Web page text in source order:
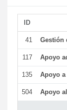
ID
41 Gestión
117 Apoyo
135 Apoyo
504 Apoyo